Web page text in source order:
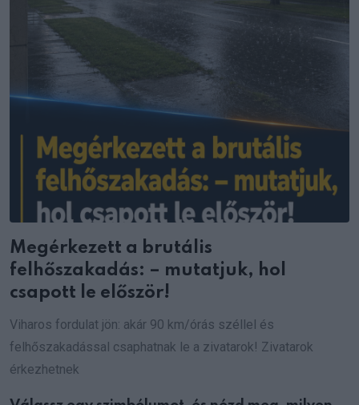
Megérkezett a brutális
felhőszakadás: – mutatjuk, hol
csapott le először!
Viharos fordulat jön: akár 90 km/órás széllel és
felhőszakadással csaphatnak le a zivatarok! Zivatarok
érkezhetnek